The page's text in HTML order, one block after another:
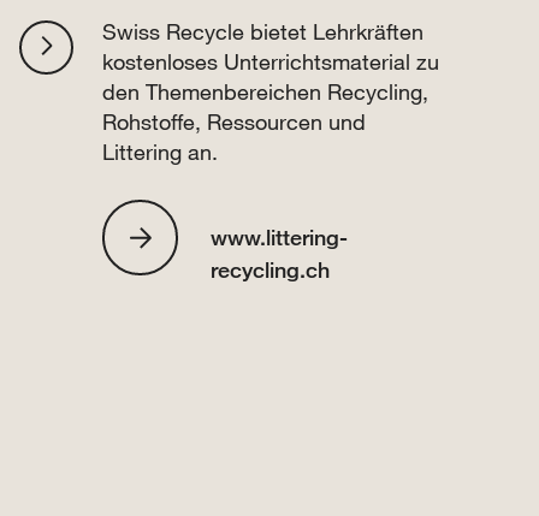
Swiss Recycle bietet Lehrkräften
kostenloses Unterrichtsmaterial zu
den Themenbereichen Recycling,
Rohstoffe, Ressourcen und
Littering an.
www.littering-
recycling.ch